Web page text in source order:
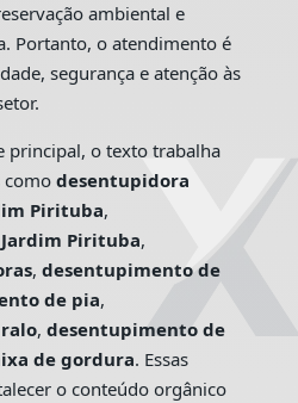
ambiental e
Portanto, o atendimento é
segurança e atenção às
principal, o texto trabalha
comodesentupidora
Pirituba,
Pirituba,
, desentupimento de
de pia,
, desentupimento de
de gordura. Essas
o conteúdo orgânico